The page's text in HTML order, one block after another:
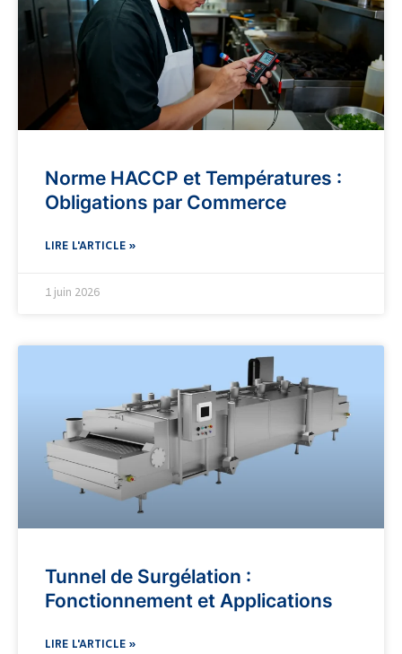
Norme HACCP et Températures :
Obligations par Commerce
LIRE L'ARTICLE »
1 juin 2026
Tunnel de Surgélation :
Fonctionnement et Applications
LIRE L'ARTICLE »